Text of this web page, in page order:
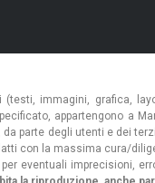
(testi, immagini, grafica,
appartengono a
parte degli utenti e dei
con la massima cura/
eventuali imprecisioni,